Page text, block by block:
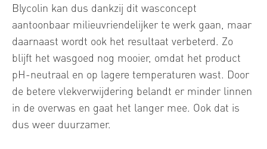
Blycolin kan dus dankzij dit wasconcept
aantoonbaar milieuvriendelijker te werk gaan, maar
daarnaast wordt ook het resultaat verbeterd. Zo
blijft het wasgoed nog mooier, omdat het product
pH-neutraal en op lagere temperaturen wast. Door
de betere vlekverwijdering belandt er minder linnen
in de overwas en gaat het langer mee. Ook dat is
dus weer duurzamer.